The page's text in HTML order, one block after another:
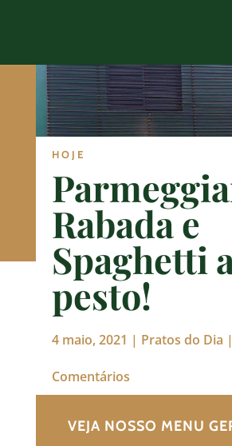
HOJE
Rabada e
Spaghetti
pesto!
4 maio, 2021 | Pratos do Dia |
Comentários
VEJA NOSSO MENU